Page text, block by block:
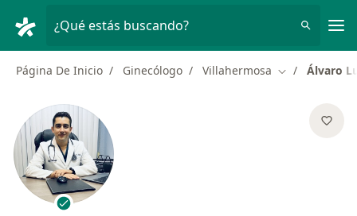
¿Qué estás buscando?
Página De Inicio Ginecólogo Villahermosa Cambiar de
Álvaro